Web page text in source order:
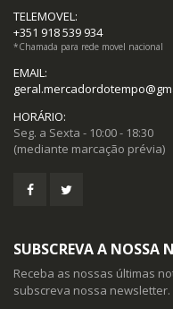
TELEMOVEL:
+351 918 539 934
*Chamada para rede movel nacional
EMAIL:
HORÁRIO:
Seg. a Sexta - 10:00 - 18:30
(mediante marcação prévia)
SUBSCREVA A NOSSA
Receba as nossas últimas
subscreva nossa newsletter.